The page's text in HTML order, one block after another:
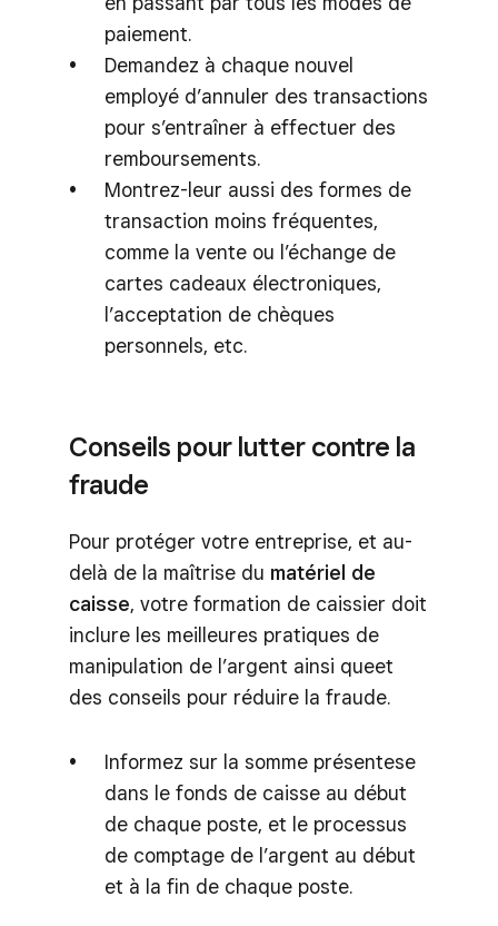
paiement.
Demandez à chaque nouvel
employé d’annuler des transactions
pour s’entraîner à effectuer des
remboursements.
Montrez-leur aussi des formes de
transaction moins fréquentes,
comme la vente ou l’échange de
cartes cadeaux électroniques,
l’acceptation de chèques
personnels, etc.
Conseils pour lutter contre la
fraude
Pour protéger votre entreprise, et au-
delà de la maîtrise du matériel de
caisse, votre formation de caissier doit
inclure les meilleures pratiques de
manipulation de l’argent ainsi queet
des conseils pour réduire la fraude.
Informez sur la somme présentese
dans le fonds de caisse au début
de chaque poste, et le processus
de comptage de l’argent au début
et à la fin de chaque poste.